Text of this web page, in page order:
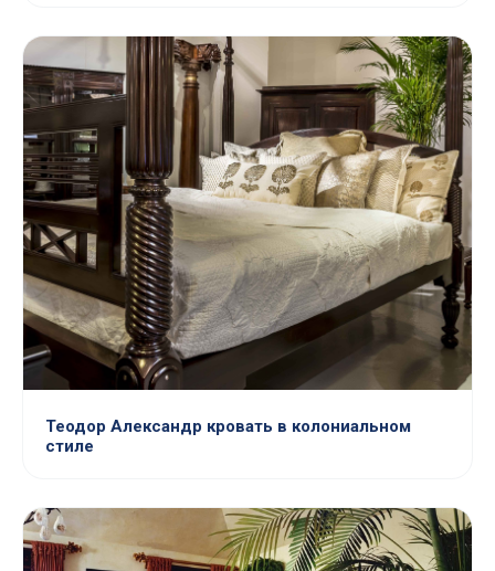
Теодор Александр кровать в колониальном
стиле